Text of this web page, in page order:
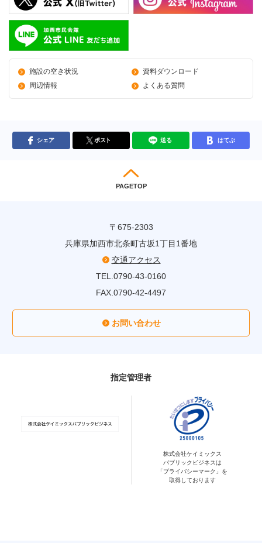
施設の空き状況
資料ダウンロード
周辺情報
よくある質問
シェア ポスト 送る はてぶ
PAGETOP
〒675-2303
兵庫県加西市北条町古坂1丁目1番地
交通アクセス
TEL.0790-43-0160
FAX.0790-42-4497
お問い合わせ
指定管理者
株式会社ケイミックス
パブリックビジネスは
「プライバシーマーク」を
取得しております